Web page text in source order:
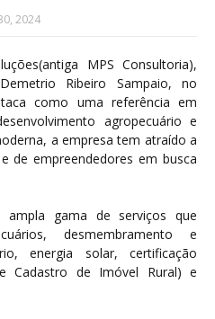
2024
MPS Consultoria),
Ribeiro Sampaio, no
como uma referência em
agropecuário e
a empresa tem atraído a
de empreendedores em busca
gama de serviços que
desmembramento e
energia solar, certificação
Cadastro de Imóvel Rural) e